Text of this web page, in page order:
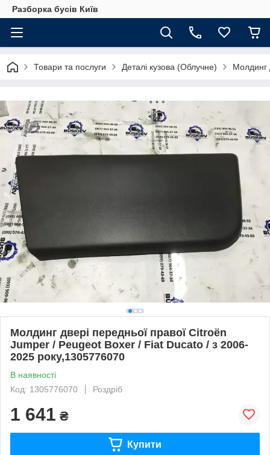
Разборка бусів Київ
Товари та послуги Деталі кузова (Облучне) Молдинг
Молдинг двері передньої правої Citroën
Jumper / Peugeot Boxer / Fiat Ducato / з 2006-
2025 року,1305776070
В наявності
Код: 1305776070
Роздріб
1 641 ₴
Купити